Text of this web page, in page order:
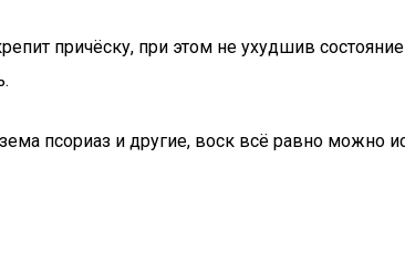
причёску, при этом не ухудшив
псориаз и другие, воск всё равно можно